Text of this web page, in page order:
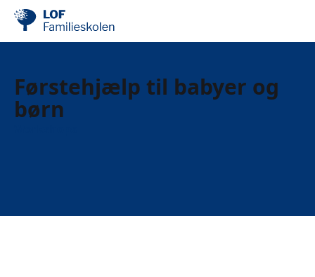
Førstehjælp til babyer og
børn